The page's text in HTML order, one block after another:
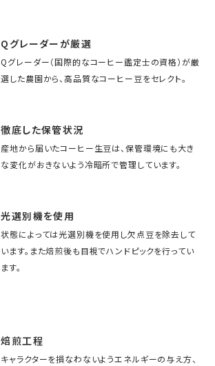
Qグレーダーが厳選
Qグレーダー（国際的なコーヒー鑑定士の資格）が厳
選した農園から、高品質なコーヒー豆をセレクト。
徹底した保管状況
産地から届いたコーヒー生豆は、保管環境にも大き
な変化がおきないよう冷暗所で管理しています。
光選別機を使用
状態によっては光選別機を使用し欠点豆を除去して
います。また焙煎後も目視でハンドピックを行ってい
ます。
焙煎工程
キャラクターを損なわないようエネルギーの与え方、